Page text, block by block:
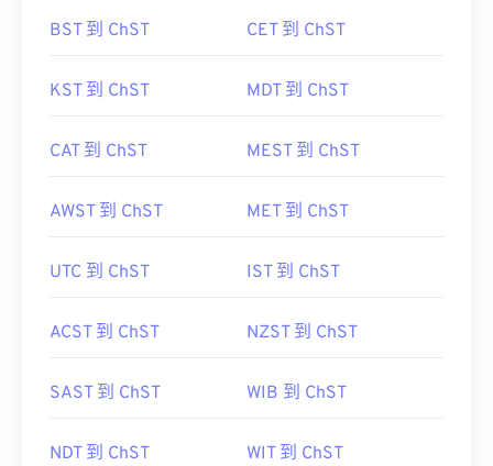
BST 到 ChST CET 到 ChST
KST 到 ChST MDT 到 ChST
CAT 到 ChST MEST 到 ChST
AWST 到 ChST MET 到 ChST
UTC 到 ChST IST 到 ChST
ACST 到 ChST NZST 到 ChST
SAST 到 ChST WIB 到 ChST
NDT 到 ChST WIT 到 ChST